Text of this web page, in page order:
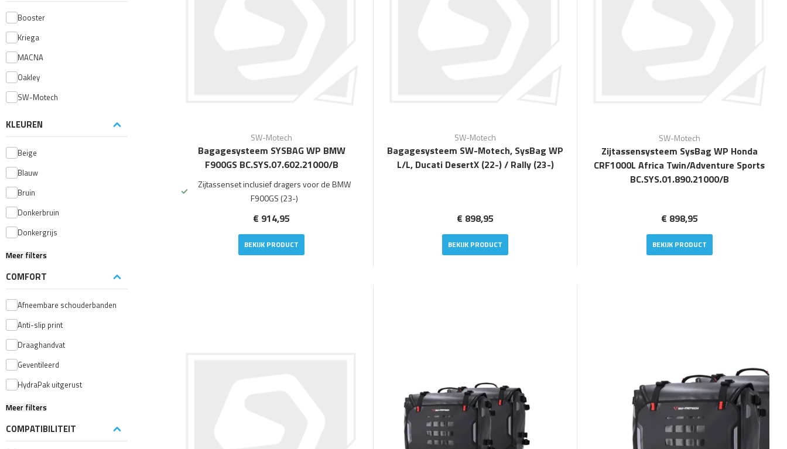
Booster
Kriega
MACNA
Oakley
SW-Motech
KLEUREN
Beige
Blauw
Bruin
Donkerbruin
Donkergrijs
Meer filters
COMFORT
Afneembare schouderbanden
Anti-slip print
Draaghandvat
Geventileerd
HydraPak uitgerust
Meer filters
COMPATIBILITEIT
SW-Motech
Bagagesysteem SYSBAG WP BMW
F900GS BC.SYS.07.602.21000/B
Zijtassenset inclusief dragers voor de BMW
F900GS (23-)
€ 914,95
BEKIJK PRODUCT
SW-Motech
Bagagesysteem SW-Motech, SysBag WP
L/L, Ducati DesertX (22-) / Rally (23-)
€ 898,95
BEKIJK PRODUCT
SW-Motech
Zijtassensysteem SysBag WP Honda
CRF1000L Africa Twin/Adventure Sports
BC.SYS.01.890.21000/B
€ 898,95
BEKIJK PRODUCT